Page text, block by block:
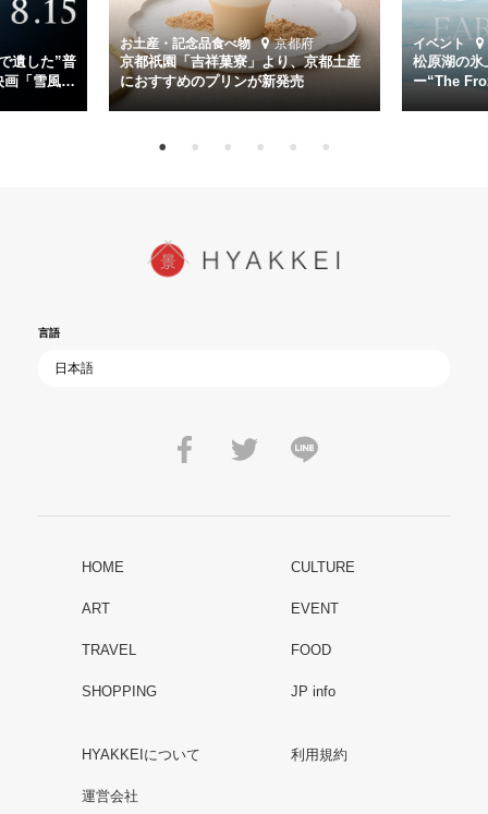
時代が再び、分断と暴力に揺れる現代。本作は「同じ過ちを繰り返す
道を歩んではいないか」と、彼らが命をかけて守りたいと願っ
た”今”を生きる私達に問いかける。戦後80年、戦争の記憶が薄れゆく
今だからこそ、尊い平和の価値を未来に繋ぐ作品『雪風 YUKIKAZE』
を多くの方にご覧いただきたい。
遺した”普
画「雪風
お土産・記念品食べ物 京都府
京都祇園「吉祥菓寮」より、京都土産
におすすめのプリンが新発売
イベント
松原湖の氷
ー“The
言語
HOME CULTURE
ART EVENT
TRAVEL FOOD
SHOPPING JP info
HYAKKEIについて 利用規約
運営会社